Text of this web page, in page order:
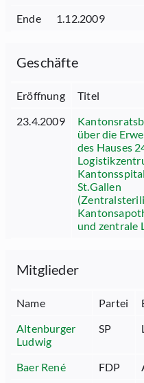
Ende
1.12.2009
Geschäfte
Eröffnung Titel
23.4.2009
über die
des Hauses
St.Gallen
und zentrale
Mitglieder
Name Partei
Altenburger
Ludwig
SP
Baer René FDP